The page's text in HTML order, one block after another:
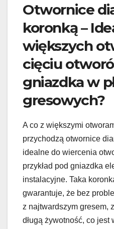
Otwornice
koronką –
większych
cięciu
gniazdka w
gresowych?
A co z większymi
przychodzą otwornice
idealne do wiercenia
przykład pod gniazdka
instalacyjne. Taka
gwarantuje, że bez
z najtwardszym gresem,
długą żywotność, co jest